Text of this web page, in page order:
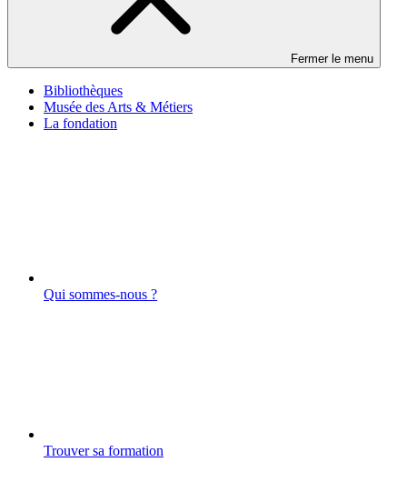
Fermer le menu
Bibliothèques
Musée des Arts & Métiers
La fondation
Qui sommes-nous ?
Trouver sa formation